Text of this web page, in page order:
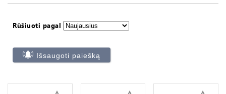
Rūšiuoti pagal
Išsaugoti paiešką